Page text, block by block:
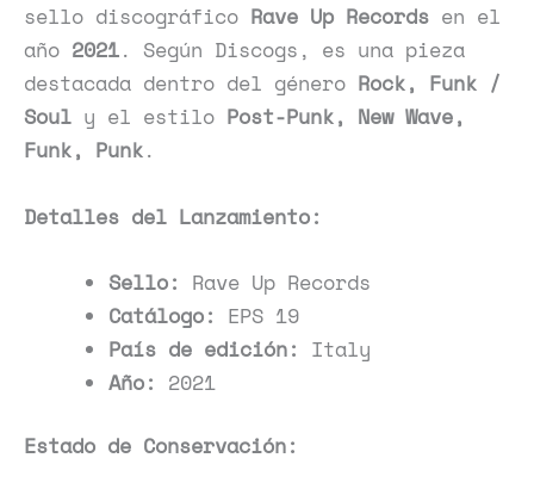
sello discográfico Rave Up Records en el
año 2021. Según Discogs, es una pieza
destacada dentro del género Rock, Funk /
Soul y el estilo Post-Punk, New Wave,
Funk, Punk.
Detalles del Lanzamiento:
Sello: Rave Up Records
Catálogo: EPS 19
País de edición: Italy
Año: 2021
Estado de Conservación: